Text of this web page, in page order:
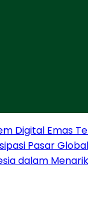
Digital Emas
Pasar
dalam